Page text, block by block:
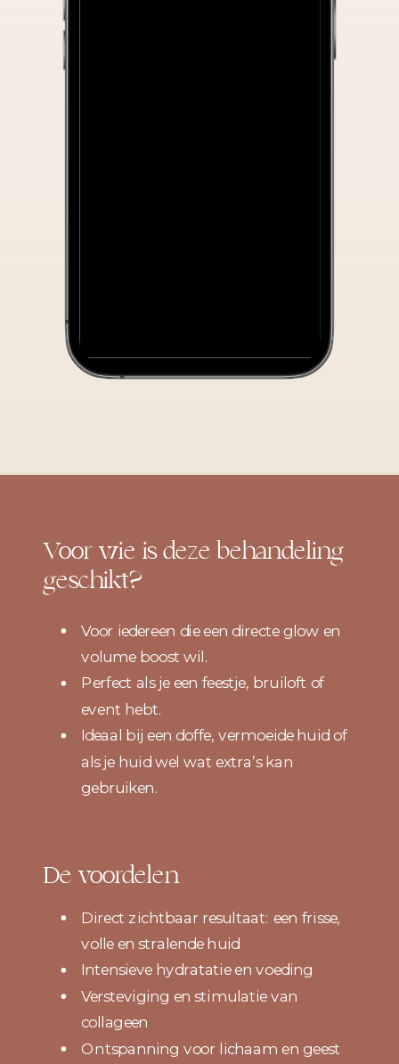
Voor wie is deze behandeling
geschikt?
Voor iedereen die een directe glow en
volume boost wil.
Perfect als je een feestje, bruiloft of
event hebt.
Ideaal bij een doffe, vermoeide huid of
als je huid wel wat extra’s kan
gebruiken.
De voordelen
Direct zichtbaar resultaat: een frisse,
volle en stralende huid
Intensieve hydratatie en voeding
Versteviging en stimulatie van
collageen
Ontspanning voor lichaam en geest